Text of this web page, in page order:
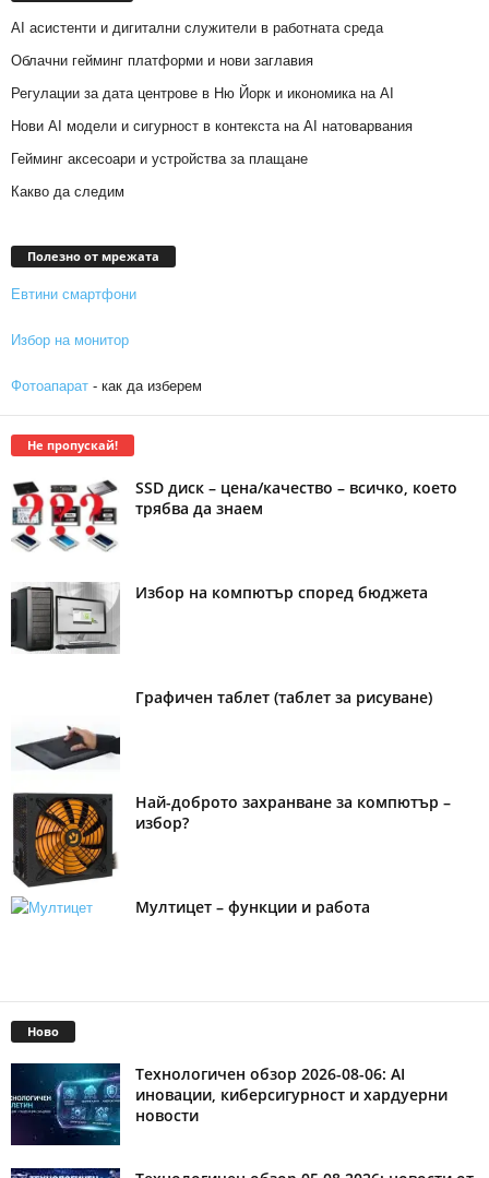
AI асистенти и дигитални служители в работната среда
Облачни гейминг платформи и нови заглавия
Регулации за дата центрове в Ню Йорк и икономика на AI
Нови AI модели и сигурност в контекста на AI натоварвания
Гейминг аксесоари и устройства за плащане
Какво да следим
Полезно от мрежата
Евтини смартфони
Избор на монитор
Фотоапарат - как да изберем
Не пропускай!
SSD диск – цена/качество – всичко, което
трябва да знаем
Избор на компютър според бюджета
Графичен таблет (таблет за рисуване)
Най-доброто захранване за компютър –
избор?
Мултицет – функции и работа
Ново
Технологичен обзор 2026-08-06: AI
иновации, киберсигурност и хардуерни
новости